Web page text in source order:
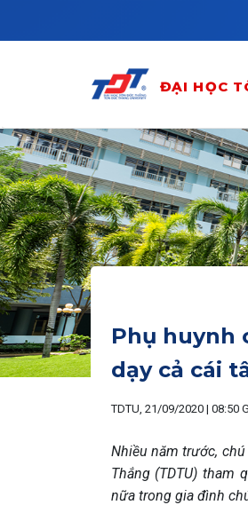
ĐẠI HỌC
Phụ huynh
dạy cả cái
TDTU, 21/09/2020 | 08:50
Nhiều năm trước,
Thắng (TDTU) tham
nữa trong gia đình